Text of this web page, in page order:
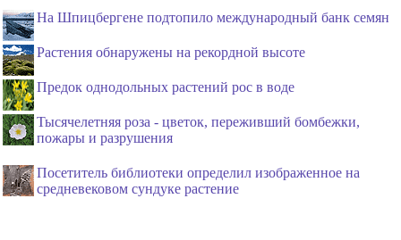
На Шпицбергене подтопило международный банк семян
Растения обнаружены на рекордной высоте
Предок однодольных растений рос в воде
Тысячелетняя роза - цветок, переживший бомбежки,
пожары и разрушения
Посетитель библиотеки определил изображенное на
средневековом сундуке растение